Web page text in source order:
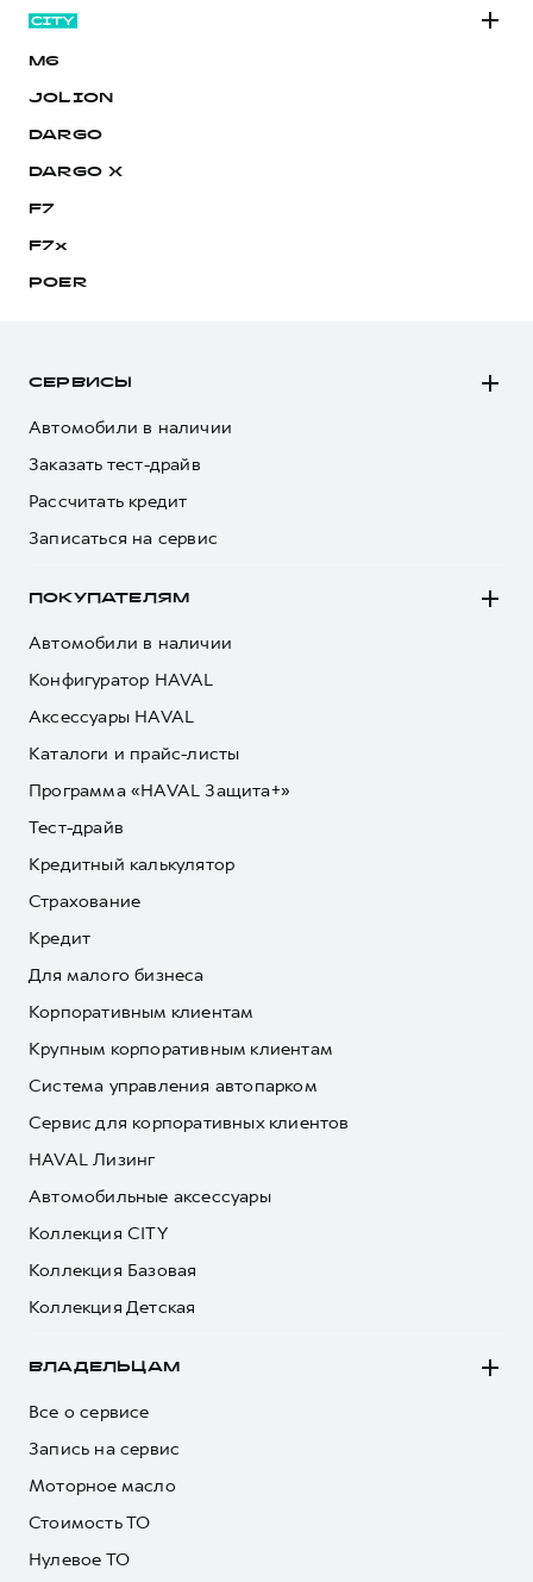
M6
JOLION
DARGO
DARGO Х
F7
F7x
POER
СЕРВИСЫ
Автомобили в наличии
Заказать тест-драйв
Рассчитать кредит
Записаться на сервис
ПОКУПАТЕЛЯМ
Автомобили в наличии
Конфигуратор HAVAL
Аксессуары HAVAL
Каталоги и прайс-листы
Программа «HAVAL Защита+»
Тест-драйв
Кредитный калькулятор
Страхование
Кредит
Для малого бизнеса
Корпоративным клиентам
Крупным корпоративным клиентам
Система управления автопарком
Сервис для корпоративных клиентов
HAVAL Лизинг
Автомобильные аксессуары
Коллекция CITY
Коллекция Базовая
Коллекция Детская
ВЛАДЕЛЬЦАМ
Все о сервисе
Запись на сервис
Моторное масло
Стоимость ТО
Нулевое ТО